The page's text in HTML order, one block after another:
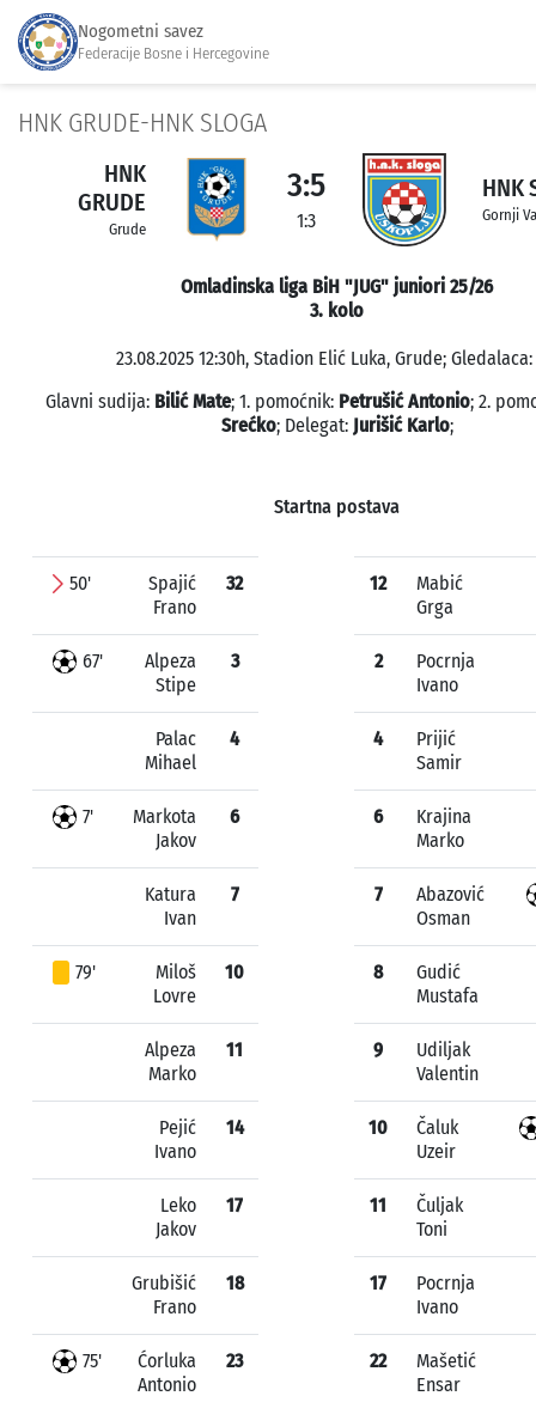
Nogometni savez
Federacije Bosne i Hercegovine
HNK GRUDE-HNK SLOGA
HNK
GRUDE
Grude
3:5
1:3
HNK
Gornji
Omladinska liga BiH "JUG" juniori 25/26
3. kolo
23.08.2025 12:30h, Stadion Elić Luka, Grude; Gledalaca:
Glavni sudija: Bilić Mate; 1. pomoćnik: Petrušić Antonio; 2.
Srećko; Delegat: Jurišić Karlo;
Startna postava
50'
Spajić
Frano
32
67'
Alpeza
Stipe
3
Palac
Mihael
4
7'
Markota
Jakov
6
Katura
Ivan
7
79'
Miloš
Lovre
10
Alpeza
Marko
11
Pejić
Ivano
14
Leko
Jakov
17
Grubišić
Frano
18
75'
Ćorluka
Antonio
23
12
Mabić
Grga
2
Pocrnja
Ivano
4
Prijić
Samir
6
Krajina
Marko
7
Abazović
Osman
8
Gudić
Mustafa
9
Udiljak
Valentin
10
Čaluk
Uzeir
11
Čuljak
Toni
17
Pocrnja
Ivano
22
Mašetić
Ensar